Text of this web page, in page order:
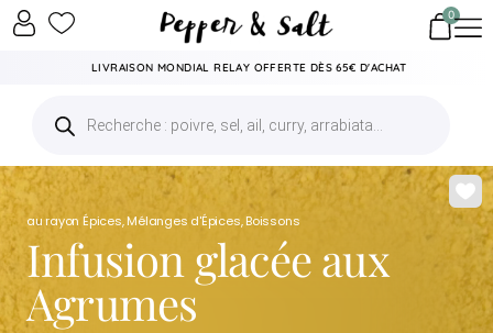
0
LIVRAISON MONDIAL RELAY OFFERTE DÈS 65€ D'ACHAT
au rayonÉpices,Mélanges d'Épices,Boissons
Infusion glacée aux
Agrumes